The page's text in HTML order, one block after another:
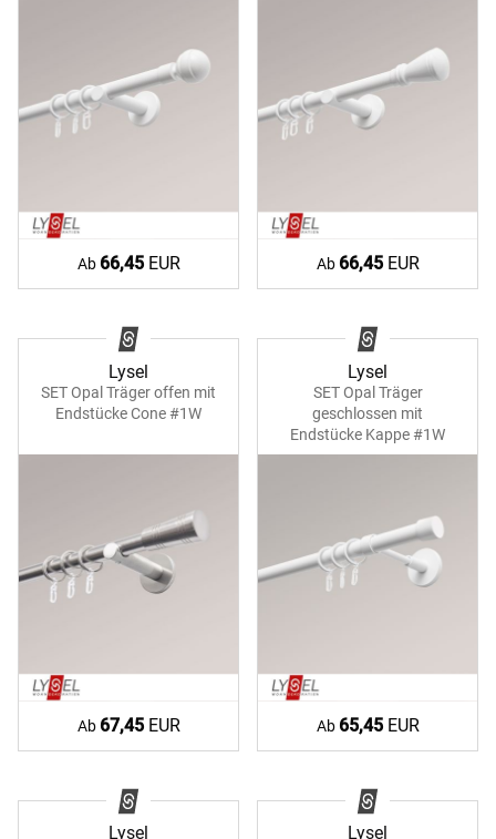
Ab 66,45EUR Ab 66,45EUR
Lysel
SET Opal Träger offen mit
Endstücke Cone #1W
Ab 67,45EUR
Lysel
SET Opal Träger
geschlossen mit
Endstücke Kappe #1W
Ab 65,45EUR
Lysel Lysel